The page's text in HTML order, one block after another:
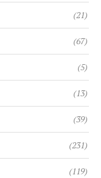
(21)
(67)
(5)
(13)
(39)
(231)
(119)